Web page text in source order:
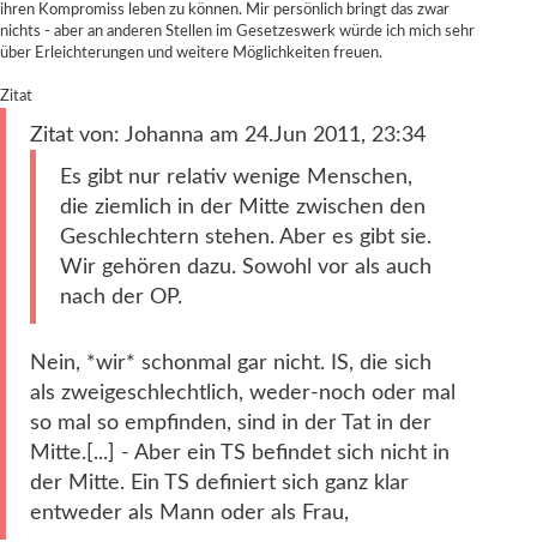
ihren Kompromiss leben zu können. Mir persönlich bringt das zwar
nichts - aber an anderen Stellen im Gesetzeswerk würde ich mich sehr
über Erleichterungen und weitere Möglichkeiten freuen.
Zitat
Zitat von: Johanna am 24.Jun 2011, 23:34
Es gibt nur relativ wenige Menschen,
die ziemlich in der Mitte zwischen den
Geschlechtern stehen. Aber es gibt sie.
Wir gehören dazu. Sowohl vor als auch
nach der OP.
Nein, *wir* schonmal gar nicht. IS, die sich
als zweigeschlechtlich, weder-noch oder mal
so mal so empfinden, sind in der Tat in der
Mitte.[...] - Aber ein TS befindet sich nicht in
der Mitte. Ein TS definiert sich ganz klar
entweder als Mann oder als Frau,